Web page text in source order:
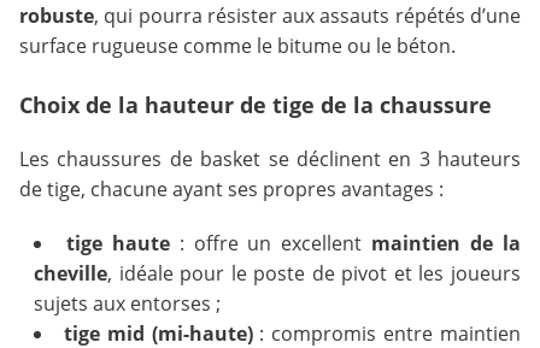
robuste, qui pourra résister aux assauts répétés d’une
surface rugueuse comme le bitume ou le béton.
Choix de la hauteur de tige de la chaussure
Les chaussures de basket se déclinent en 3 hauteurs
de tige, chacune ayant ses propres avantages :
tige haute: offre un excellent maintien de la
cheville, idéale pour le poste de pivot et les joueurs
sujets aux entorses ;
tige mid (mi-haute): compromis entre maintien